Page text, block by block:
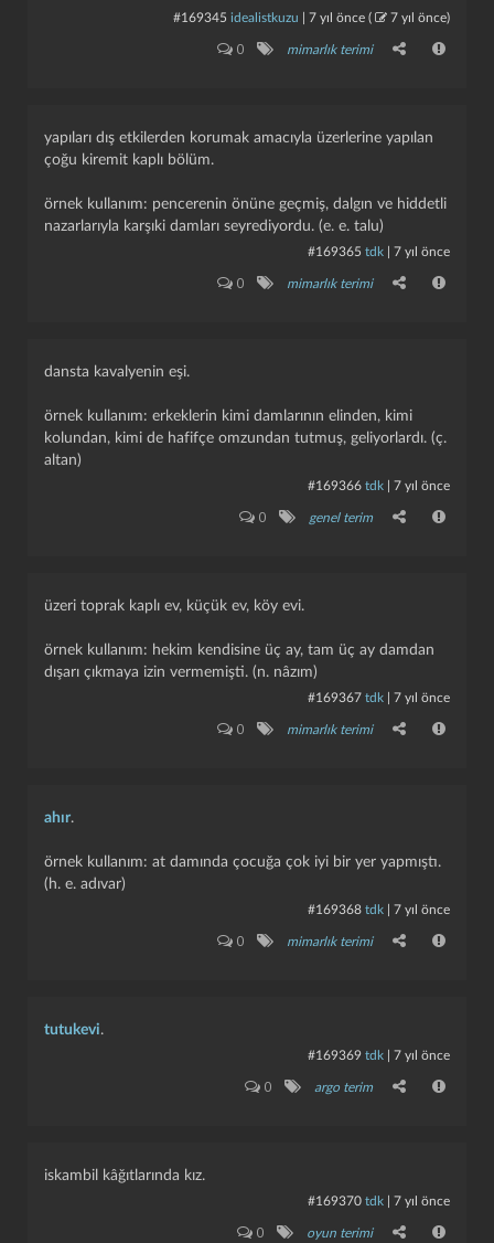
#169345 idealistkuzu 7 yıl önce ( 7 yıl önce)
0 mimarlık terimi
yapıları dış etkilerden korumak amacıyla üzerlerine yapılan
çoğu kiremit kaplı bölüm.
örnek kullanım: pencerenin önüne geçmiş, dalgın ve hiddetli
nazarlarıyla karşıki damları seyrediyordu. (e. e. talu)
#169365 tdk 7 yıl önce
0 mimarlık terimi
dansta kavalyenin eşi.
örnek kullanım: erkeklerin kimi damlarının elinden, kimi
kolundan, kimi de hafifçe omzundan tutmuş, geliyorlardı. (ç.
altan)
#169366 tdk 7 yıl önce
0 genel terim
üzeri toprak kaplı ev, küçük ev, köy evi.
örnek kullanım: hekim kendisine üç ay, tam üç ay damdan
dışarı çıkmaya izin vermemişti. (n. nâzım)
#169367 tdk 7 yıl önce
0 mimarlık terimi
ahır.
örnek kullanım: at damında çocuğa çok iyi bir yer yapmıştı.
(h. e. adıvar)
#169368 tdk 7 yıl önce
0 mimarlık terimi
tutukevi.
#169369 tdk 7 yıl önce
0 argo terim
iskambil kâğıtlarında kız.
#169370 tdk 7 yıl önce
0 oyun terimi